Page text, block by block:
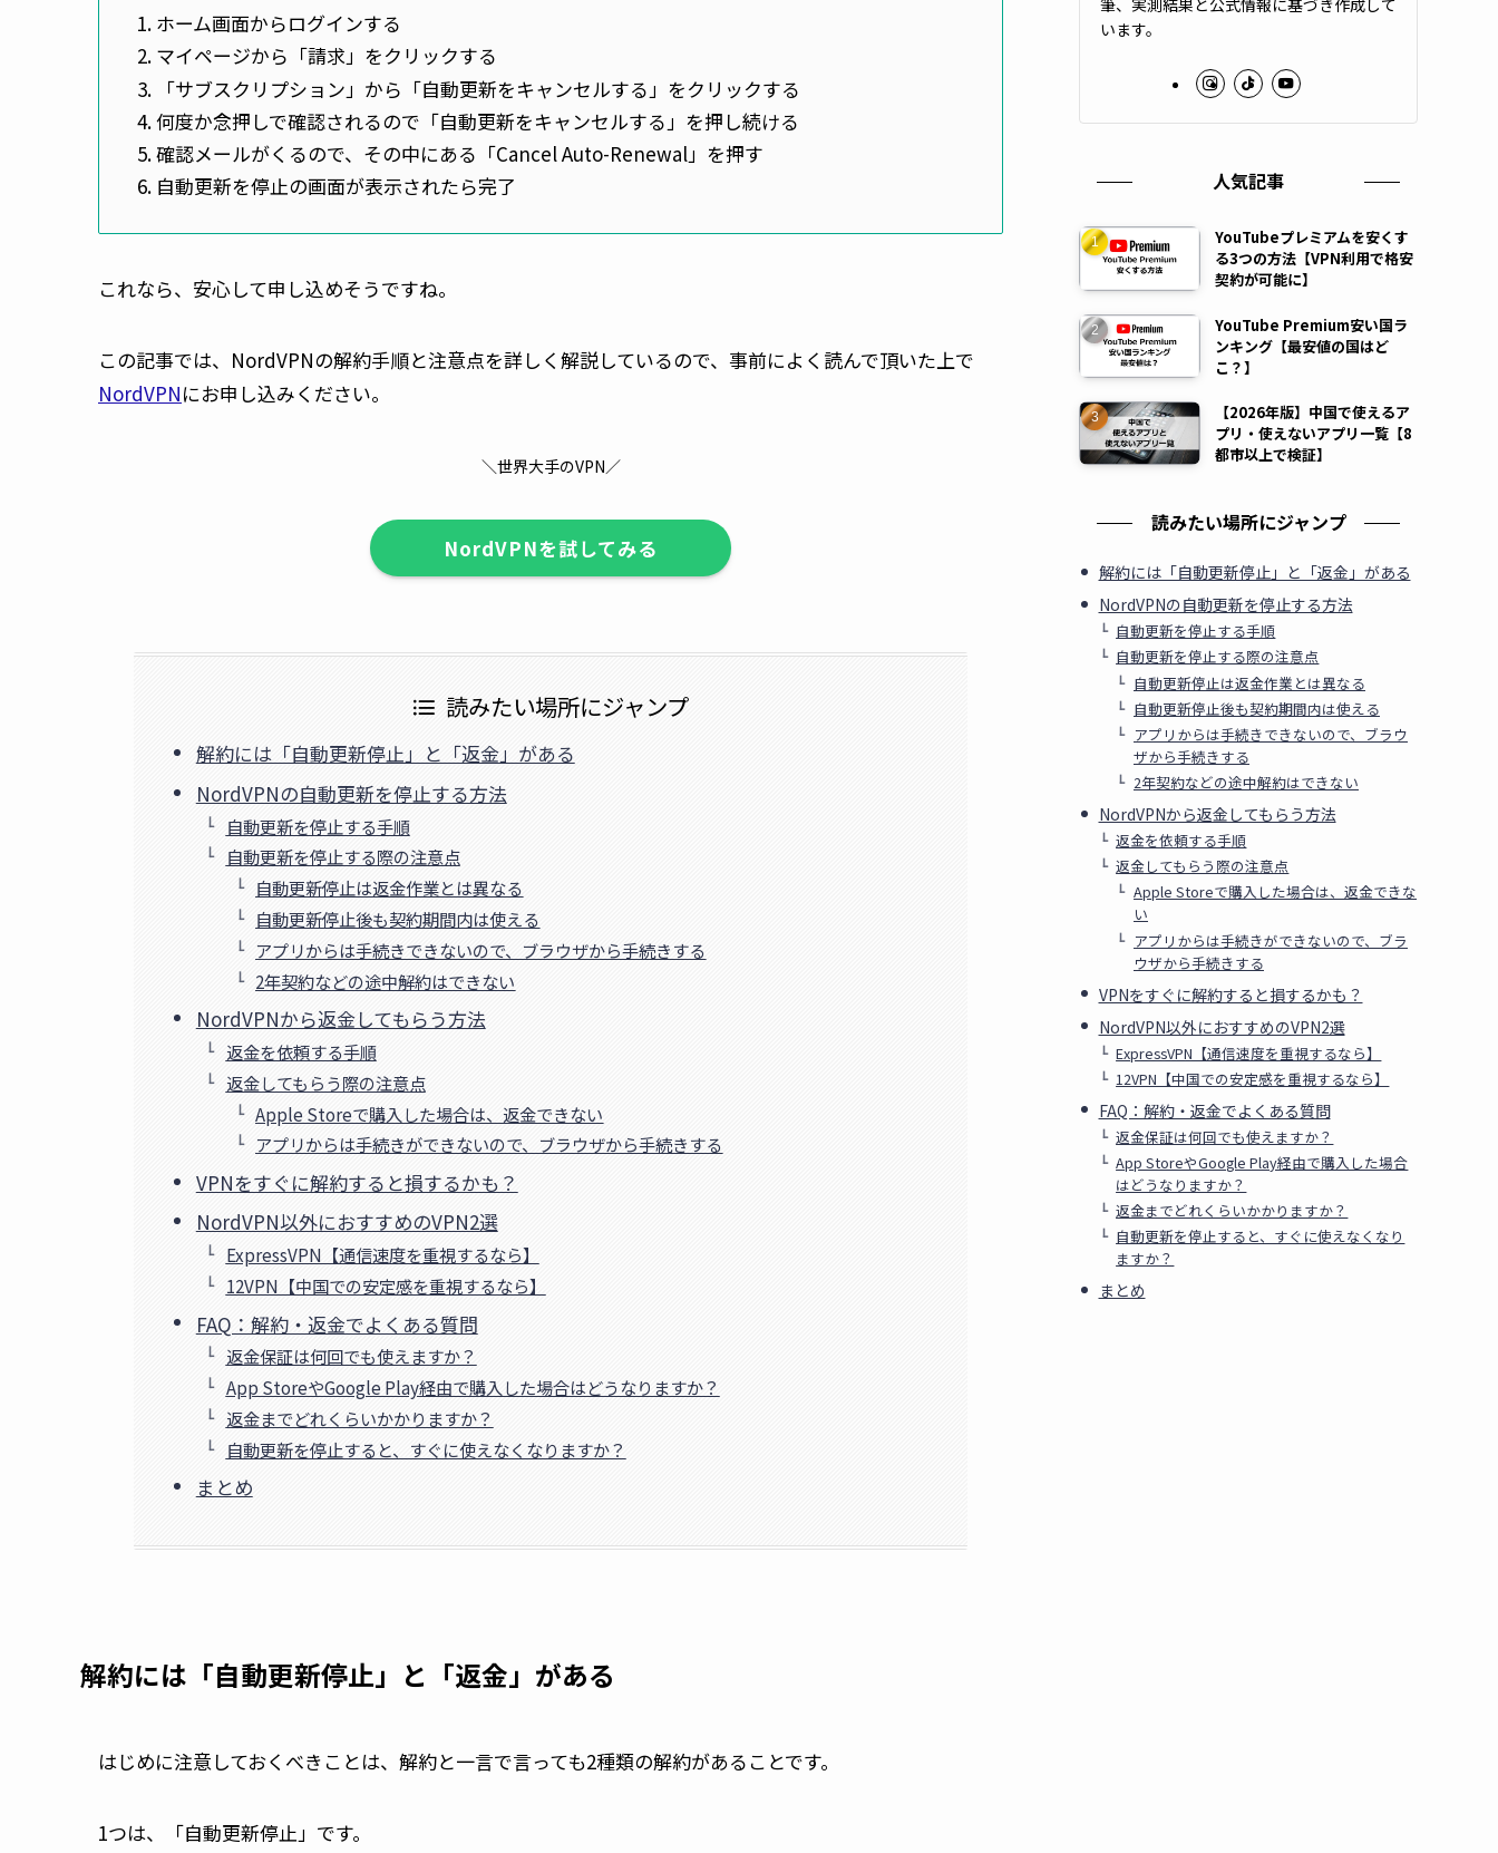
ホーム画面からログインする
マイページから「請求」をクリックする
「サブスクリプション」から「自動更新をキャンセルする」をクリックする
何度か念押しで確認されるので「自動更新をキャンセルする」を押し続ける
確認メールがくるので、その中にある「Cancel Auto-Renewal」を押す
自動更新を停止の画面が表示されたら完了
これなら、安心して申し込めそうですね。
この記事では、NordVPNの解約手順と注意点を詳しく解説しているので、事前によく読んで頂いた上で
NordVPNにお申し込みください。
＼世界大手のVPN／
NordVPNを試してみる
読みたい場所にジャンプ
解約には「自動更新停止」と「返金」がある
NordVPNの自動更新を停止する方法
自動更新を停止する手順
自動更新を停止する際の注意点
自動更新停止は返金作業とは異なる
自動更新停止後も契約期間内は使える
アプリからは手続きできないので、ブラウザから手続きする
2年契約などの途中解約はできない
NordVPNから返金してもらう方法
返金を依頼する手順
返金してもらう際の注意点
Apple Storeで購入した場合は、返金できない
アプリからは手続きができないので、ブラウザから手続きする
VPNをすぐに解約すると損するかも？
NordVPN以外におすすめのVPN2選
ExpressVPN【通信速度を重視するなら】
12VPN【中国での安定感を重視するなら】
FAQ：解約・返金でよくある質問
返金保証は何回でも使えますか？
App StoreやGoogle Play経由で購入した場合はどうなりますか？
返金までどれくらいかかりますか？
自動更新を停止すると、すぐに使えなくなりますか？
まとめ
解約には「自動更新停止」と「返金」がある
はじめに注意しておくべきことは、解約と一言で言っても2種類の解約があることです。
1つは、「自動更新停止」です。
筆、実測結果と公式情報に基づき作成して
います。
人気記事
YouTubeプレミアムを安くす
る3つの方法【VPN利用で格安
契約が可能に】
YouTube Premium安い国ラ
ンキング【最安値の国はど
こ？】
【2026年版】中国で使えるア
プリ・使えないアプリ一覧【8
都市以上で検証】
読みたい場所にジャンプ
解約には「自動更新停止」と「返金」がある
NordVPNの自動更新を停止する方法
自動更新を停止する手順
自動更新を停止する際の注意点
自動更新停止は返金作業とは異なる
自動更新停止後も契約期間内は使える
アプリからは手続きできないので、ブラウ
ザから手続きする
2年契約などの途中解約はできない
NordVPNから返金してもらう方法
返金を依頼する手順
返金してもらう際の注意点
Apple Storeで購入した場合は、返金できな
い
アプリからは手続きができないので、ブラ
ウザから手続きする
VPNをすぐに解約すると損するかも？
NordVPN以外におすすめのVPN2選
ExpressVPN【通信速度を重視するなら】
12VPN【中国での安定感を重視するなら】
FAQ：解約・返金でよくある質問
返金保証は何回でも使えますか？
App StoreやGoogle Play経由で購入した場合
はどうなりますか？
返金までどれくらいかかりますか？
自動更新を停止すると、すぐに使えなくなり
ますか？
まとめ